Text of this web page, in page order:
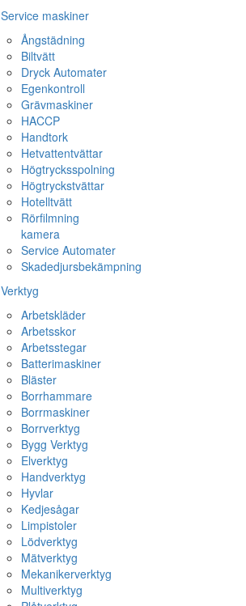
Service maskiner
Ångstädning
Biltvätt
Dryck Automater
Egenkontroll
Grävmaskiner
HACCP
Handtork
Hetvattentvättar
Högtrycksspolning
Högtryckstvättar
Hotelltvätt
Rörfilmning
kamera
Service Automater
Skadedjursbekämpning
Verktyg
Arbetskläder
Arbetsskor
Arbetsstegar
Batterimaskiner
Bläster
Borrhammare
Borrmaskiner
Borrverktyg
Bygg Verktyg
Elverktyg
Handverktyg
Hyvlar
Kedjesågar
Limpistoler
Lödverktyg
Mätverktyg
Mekanikerverktyg
Multiverktyg